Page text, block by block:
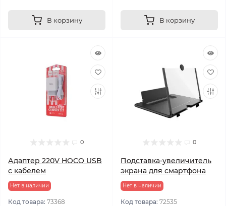
В корзину В корзину
0
Адаптер 220V HOCO USB
с кабелем
Нет в наличии
Код товара: 73368
0
Подставка-увеличитель
экрана для смартфона
Нет в наличии
Код товара: 72535